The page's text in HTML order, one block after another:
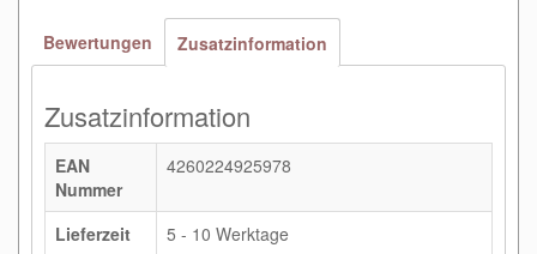
Bewertungen Zusatzinformation
Zusatzinformation
EAN
Nummer
4260224925978
Lieferzeit 5 - 10 Werktage